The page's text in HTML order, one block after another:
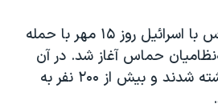
درگیری اخیر میان حماس با اسرائیل روز ۱۵ مهر با حمله
حماس آغاز شد. در آن
حمله ۱۴۰۰ اسرائیلی کشته شدند و بیش از ۲۰۰ نفر به